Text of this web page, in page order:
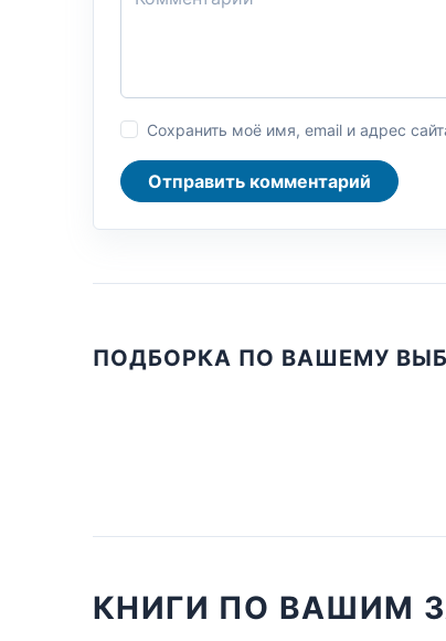
Сохранить моё имя, email и адрес
Отправить комментарий
ПОДБОРКА ПО ВАШЕМУ
КНИГИ ПО ВАШИМ